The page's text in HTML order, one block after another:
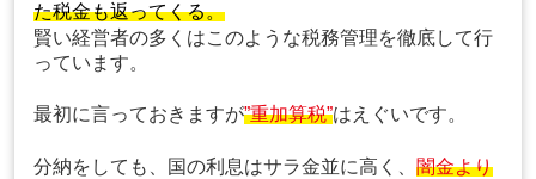
た税金も返ってくる。
賢い経営者の多くはこのような税務管理を徹底して行
っています。
最初に言っておきますが”重加算税”はえぐいです。
分納をしても、国の利息はサラ金並に高く、 闇金より